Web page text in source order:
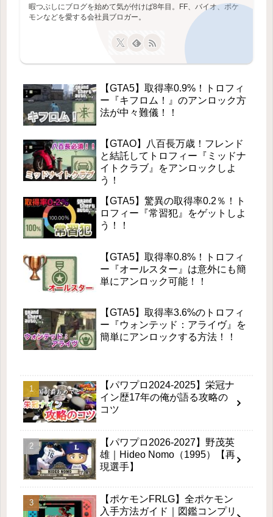
暇つぶしにブログを始めて気が付けば8年目。FF、バイオ、ポケ
モンなどを愛する会社員ブロガー。
【GTA5】取得率0.9%！トロフィ
ー『キフロム！』のアンロック方
法が中々難儀！！
【GTAO】八百長万歳！フレンド
と結託してトロフィー『ミッドナ
イトクラブ』をアンロックしよ
う！
【GTA5】驚異の取得率0.2％！ト
ロフィー『常習犯』をゲットしよ
う！！
【GTA5】取得率0.8%！トロフィ
ー『オールスター』は意外にも簡
単にアンロック可能！！
【GTA5】取得率3.6%のトロフィ
ー『ウォンテッド：アライヴ』を
簡単にアンロックする方法！！
【パワプロ2024-2025】栄冠ナ
イン歴17年の俺が語る攻略の
コツ
【パワプロ2026-2027】野茂英
雄｜Hideo Nomo（1995）【再
現選手】
【ポケモンFRLG】全ポケモン
入手方法ガイド｜図鑑コンプリ